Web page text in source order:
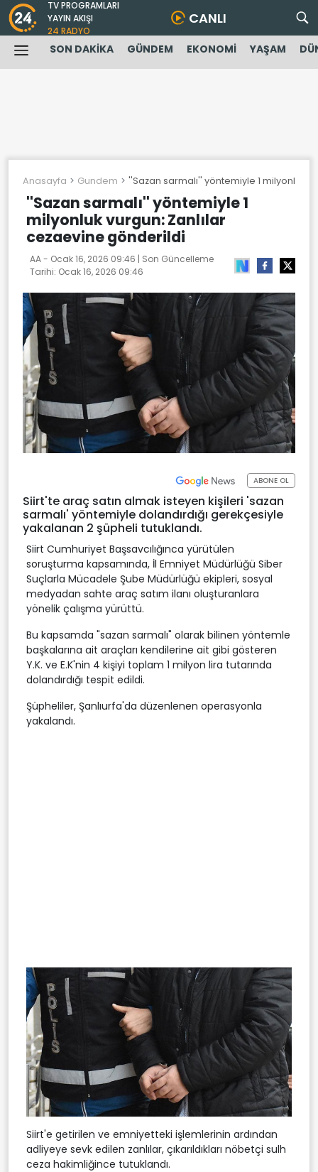
TV PROGRAMLARI
YAYIN AKIŞI
24 RADYO
CANLI
SON DAKİKA GÜNDEM EKONOMİ YAŞAM
Anasayfa Gundem ''Sazan sarmalı'' yöntemiyle 1 milyonluk
''Sazan sarmalı'' yöntemiyle 1
milyonluk vurgun: Zanlılar
cezaevine gönderildi
AA - Ocak 16, 2026 09:46 | Son Güncelleme
Tarihi: Ocak 16, 2026 09:46
ABONE OL
Siirt'te araç satın almak isteyen kişileri 'sazan
sarmalı' yöntemiyle dolandırdığı gerekçesiyle
yakalanan 2 şüpheli tutuklandı.
Siirt Cumhuriyet Başsavcılığınca yürütülen
soruşturma kapsamında, İl Emniyet Müdürlüğü Siber
Suçlarla Mücadele Şube Müdürlüğü ekipleri, sosyal
medyadan sahte araç satım ilanı oluşturanlara
yönelik çalışma yürüttü.
Bu kapsamda "sazan sarmalı" olarak bilinen yöntemle
başkalarına ait araçları kendilerine ait gibi gösteren
Y.K. ve E.K'nin 4 kişiyi toplam 1 milyon lira tutarında
dolandırdığı tespit edildi.
Şüpheliler, Şanlıurfa'da düzenlenen operasyonla
yakalandı.
Siirt'e getirilen ve emniyetteki işlemlerinin ardından
adliyeye sevk edilen zanlılar, çıkarıldıkları nöbetçi sulh
ceza hakimliğince tutuklandı.